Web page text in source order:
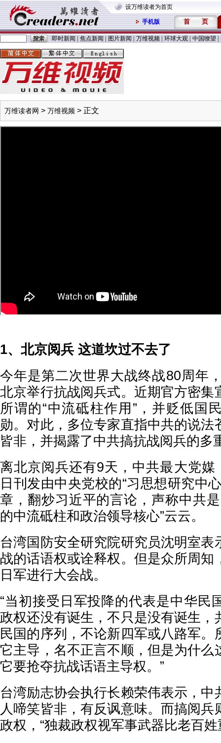
设万维读者为首页
手机版 首 页
即时新闻 焦点新闻 图片新闻 万维视频 环球大观 中国嘹望
万维读者网 > 万维视频 > 正文
1、北京阅兵 这道坎过不去了
今年是第二次世界大战终战80周年
北京举行抗战阅兵式。近期官方密集
所谓的“中流砥柱作用”，并贬低国
勋。对此，多位专家直指中共的说法
皆非，并揭露了中共搞抗战阅兵的多
离北京阅兵还有9天，中共最大党媒
日刊发由中央党校的“习思想研究中
章，翻炒习近平的言论，声称中共
的中流砥柱和政治领导核心”云云。
台湾国防安全研究院研究员沈明室表
战的话语权或诠释权。但是众所周知
日军进行大会战。
“当初接受日军投降的代表是中华民
政权还没有诞生，不只是没有诞生，
民国的序列，不论新四军或八路军。
它主导，名不正言不顺，但是为什么
它要抢夺抗战话语主导权。”
台湾励志协会执行长赖荣伟表示，中
人啼笑皆非，有反讽意味。而搞阅兵
政权，“独裁政权视军事武器比老百姓